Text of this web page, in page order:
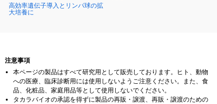
高効率遺伝子導入とリンパ球の拡
大培養に
注意事項
本ページの製品はすべて研究用として販売しております。ヒト、動物
への医療、臨床診断用には使用しないようご注意ください。また、食
品、化粧品、家庭用品等として使用しないでください。
タカラバイオの承認を得ずに製品の再販・譲渡、再販・譲渡のための